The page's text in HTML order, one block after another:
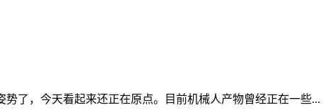
了，今天看起来还正在原点。目前机械人产物曾经正在一些...